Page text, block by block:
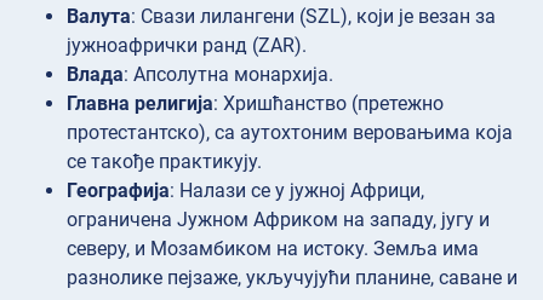
Валута: Свази лилангени (SZL), који је везан за
јужноафрички ранд (ZAR).
Влада: Апсолутна монархија.
Главна религија: Хришћанство (претежно
протестантско), са аутохтоним веровањима која
се такође практикују.
Географија: Налази се у јужној Африци,
ограничена Јужном Африком на западу, југу и
северу, и Мозамбиком на истоку. Земља има
разнолике пејзаже, укључујући планине, саване и